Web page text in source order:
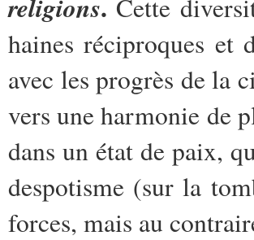
religions Cette
haines réciproques et
avec les progrès de la
vers une harmonie de
dans un état de paix,
despotisme (sur la
forces, mais au